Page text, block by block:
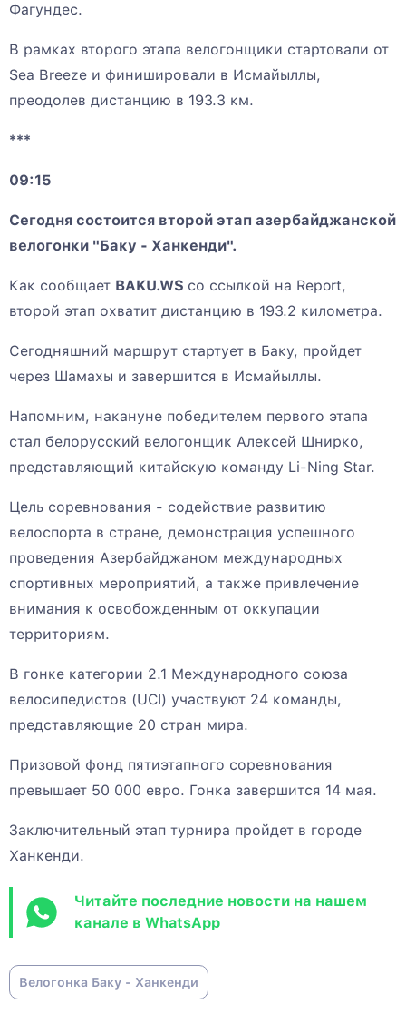
Фагундес.
В рамках второго этапа велогонщики стартовали от
Sea Breeze и финишировали в Исмайыллы,
преодолев дистанцию в 193.3 км.
***
09:15
Сегодня состоится второй этап азербайджанской
велогонки "Баку - Ханкенди".
Как сообщает BAKU.WS со ссылкой на Report,
второй этап охватит дистанцию в 193.2 километра.
Сегодняшний маршрут стартует в Баку, пройдет
через Шамахы и завершится в Исмайыллы.
Напомним, накануне победителем первого этапа
стал белорусский велогонщик Алексей Шнирко,
представляющий китайскую команду Li-Ning Star.
Цель соревнования - содействие развитию
велоспорта в стране, демонстрация успешного
проведения Азербайджаном международных
спортивных мероприятий, а также привлечение
внимания к освобожденным от оккупации
территориям.
В гонке категории 2.1 Международного союза
велосипедистов (UCI) участвуют 24 команды,
представляющие 20 стран мира.
Призовой фонд пятиэтапного соревнования
превышает 50 000 евро. Гонка завершится 14 мая.
Заключительный этап турнира пройдет в городе
Ханкенди.
Читайте последние новости на нашем
канале в WhatsApp
Велогонка Баку - Ханкенди